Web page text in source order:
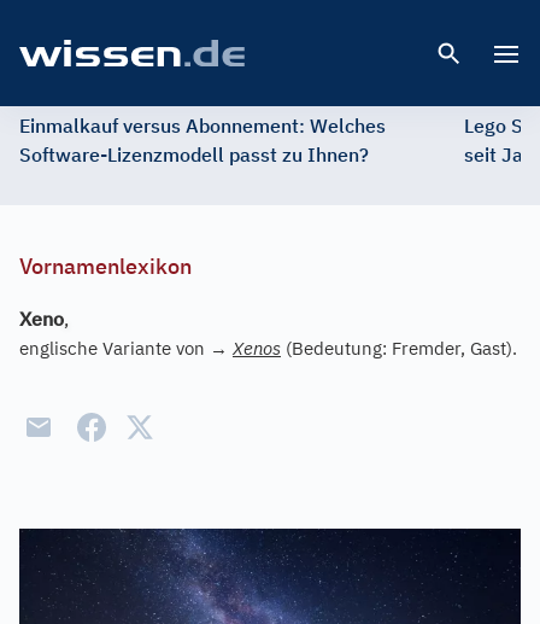
Einmalkauf versus Abonnement: Welches
Software-Lizenzmodell passt zu Ihnen?
Lego
seit
Vornamenlexikon
Xeno,
englische Variante von → Xenos (Bedeutung: Fremder, Gast).